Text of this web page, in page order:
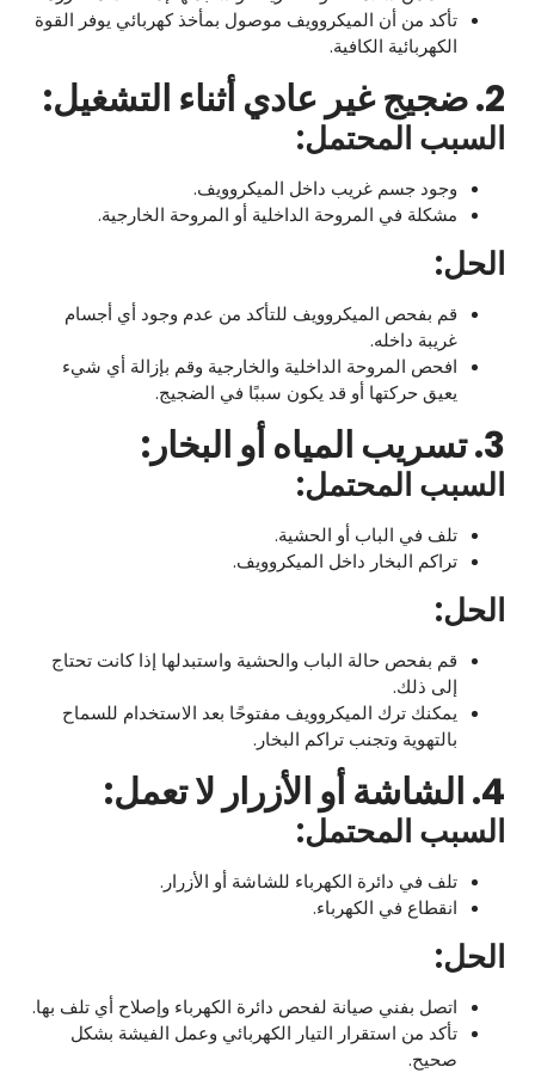
تأكد من أن الميكروويف موصول بمأخذ كهربائي يوفر القوة
الكهربائية الكافية.
2. ضجيج غير عادي أثناء التشغيل:
السبب المحتمل:
وجود جسم غريب داخل الميكروويف.
مشكلة في المروحة الداخلية أو المروحة الخارجية.
الحل:
قم بفحص الميكروويف للتأكد من عدم وجود أي أجسام
غريبة داخله.
افحص المروحة الداخلية والخارجية وقم بإزالة أي شيء
يعيق حركتها أو قد يكون سببًا في الضجيج.
3. تسريب المياه أو البخار:
السبب المحتمل:
تلف في الباب أو الحشية.
تراكم البخار داخل الميكروويف.
الحل:
قم بفحص حالة الباب والحشية واستبدلها إذا كانت تحتاج
إلى ذلك.
يمكنك ترك الميكروويف مفتوحًا بعد الاستخدام للسماح
بالتهوية وتجنب تراكم البخار.
4. الشاشة أو الأزرار لا تعمل:
السبب المحتمل:
تلف في دائرة الكهرباء للشاشة أو الأزرار.
انقطاع في الكهرباء.
الحل:
اتصل بفني صيانة لفحص دائرة الكهرباء وإصلاح أي تلف بها.
تأكد من استقرار التيار الكهربائي وعمل الفيشة بشكل
صحيح.